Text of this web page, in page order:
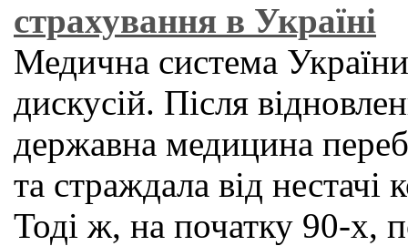
страхування в Україні
Медична система
дискусій. Після
державна медицина
та страждала від нестачі
Тоді ж, на початку 90-х,